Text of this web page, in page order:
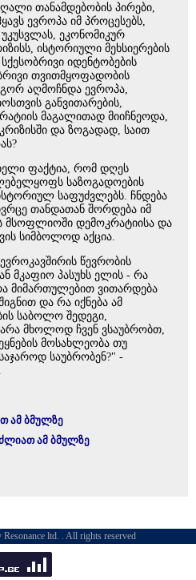
თანამდებობის პირები,
ევროპა იმ პროცესებს,
ეკონომიკურ
ისტორიული მეხსიერების
იდენტობების
თვითმყოფადობის
აღმოჩნდა ევროპა,
განვითარების,
მაგალითად მიიჩნეოდა,
და ზოგადად, საით
ფაქტია, რომ დღეს
საზოგადოების
საფუძვლებს. ჩნდება
თანდათან შორდება იმ
მსოფლიოში დემოკრატიისა და
სიმბოლოდ აქცია.
წევრობის
მკაფიო პასუხს ელის - რა
მიმართულებით ვითარდება
და რა იქნება ამ
საბოლო შედეგი,
მხოლოდ ჩვენ ვსაუბრობთ,
მოსახლეობა თუ
საუბრობენ?" -
ამ ბმულზე
ამ ბმულზე
ltd. . All rights reserved